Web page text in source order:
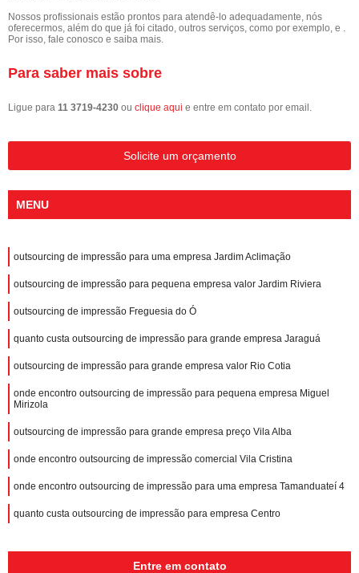
Nossos profissionais estão prontos para atendê-lo adequadamente, nós
oferecermos, além do que já foi citado, outros serviços, como por exemplo, e .
Por isso, fale conosco e saiba mais.
Para saber mais sobre
Ligue para 11 3719-4230 ou clique aqui e entre em contato por email.
Solicite um orçamento
MENU
outsourcing de impressão para uma empresa Jardim Aclimação
outsourcing de impressão para pequena empresa valor Jardim Riviera
outsourcing de impressão Freguesia do Ó
quanto custa outsourcing de impressão para grande empresa Jaraguá
outsourcing de impressão para grande empresa valor Rio Cotia
onde encontro outsourcing de impressão para pequena empresa Miguel
Mirizola
outsourcing de impressão para grande empresa preço Vila Alba
onde encontro outsourcing de impressão comercial Vila Cristina
onde encontro outsourcing de impressão para uma empresa Tamanduateí 4
quanto custa outsourcing de impressão para empresa Centro
Entre em contato